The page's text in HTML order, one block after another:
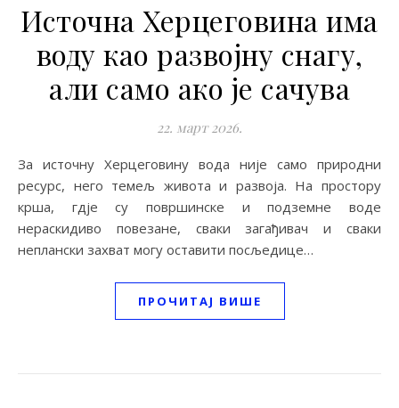
Источна Херцеговина има
воду као развојну снагу,
али само ако је сачува
22. март 2026.
За источну Херцеговину вода није само природни
ресурс, него темељ живота и развоја. На простору
крша, гдје су површинске и подземне воде
нераскидиво повезане, сваки загађивач и сваки
неплански захват могу оставити посљедице…
ПРОЧИТАЈ ВИШЕ